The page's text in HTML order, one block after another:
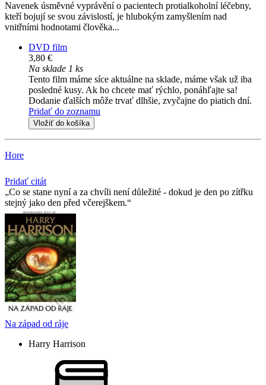
Navenek úsměvné vyprávění o pacientech protialkoholní léčebny,
kteří bojují se svou závislostí, je hlubokým zamyšlením nad
vnitřními hodnotami člověka...
DVD film
3,80 €
Na sklade 1 ks
Tento film máme síce aktuálne na sklade, máme však už iba
posledné kusy. Ak ho chcete mať rýchlo, ponáhľajte sa!
Dodanie ďalších môže trvať dlhšie, zvyčajne do piatich dní.
Pridať do zoznamu
Vložiť do košíka
Hore
Pridať citát
Co se stane nyní a za chvíli není důležité - dokud je den po zítřku
stejný jako den před včerejškem.
Na západ od ráje
Harry Harrison